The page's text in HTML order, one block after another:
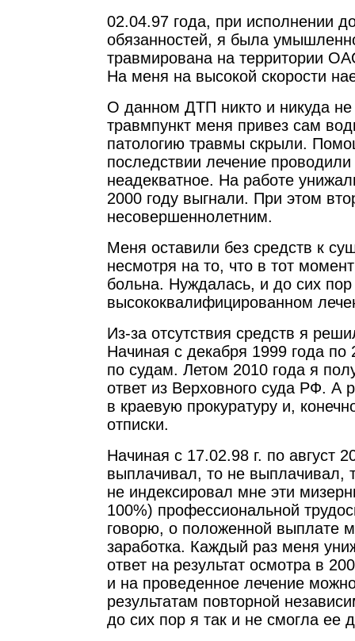
02.04.97 года, при исполнении
обязанностей, я была
травмирована на территории
На меня на высокой скорости
О данном ДТП никто и никуда
травмпункт меня привез сам
патологию травмы скрыли.
последствии лечение
неадекватное. На работе
2000 году выгнали. При этом
несовершеннолетним.
Меня оставили без средств к
несмотря на то, что в тот
больна. Нуждалась, и до сих
высококвалифицированном
Из-за отсутствия средств я
Начиная с декабря 1999 года по
по судам. Летом 2010 года я
ответ из Верховного суда РФ. А
в краевую прокуратуру и,
отписки.
Начиная с 17.02.98 г. по август
выплачивал, то не выплачивал,
не индексировал мне эти
100%) профессиональной
говорю, о положенной выплате
заработка. Каждый раз меня
ответ на результат осмотра в
и на проведенное лечение
результатам повторной
до сих пор я так и не смогла ее